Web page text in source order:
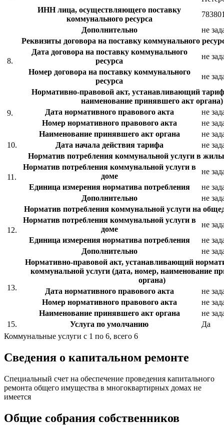
ИНН лица, осуществляющего поставку
коммунального ресурса
Дополнительно
не
8.
Реквизиты договора на поставку коммунального
Дата договора на поставку коммунального
ресурса
не
Номер договора на поставку коммунального
ресурса
не
9.
Нормативно-правовой акт, устанавливающий
наименование принявшего акт органа)
Дата нормативного правового акта
не
Номер нормативного правового акта
не
Наименование принявшего акт органа
не
10.
Дата начала действия тарифа не
11.
Норматив потребления коммунальной услуги в
Норматив потребления коммунальной услуги в
доме
не
Единица измерения норматива потребления
не
Дополнительно
не
12.
Норматив потребления коммунальной услуги на
Норматив потребления коммунальной услуги в
доме
не
Единица измерения норматива потребления
не
Дополнительно
не
13.
Нормативно-правовой акт, устанавливающий
коммунальной услуги (дата, номер, наименование
органа)
Дата нормативного правового акта
не
Номер нормативного правового акта
не
Наименование принявшего акт органа
не
15.
Услуга по умолчанию
Да
Коммунальные услуги с 1 по 6, всего 6
Сведения о капитальном ремонте
Специальный счет на обеспечение проведения капитального
ремонта общего имущества в многоквартирных домах не
имеется
Общие собрания собственников